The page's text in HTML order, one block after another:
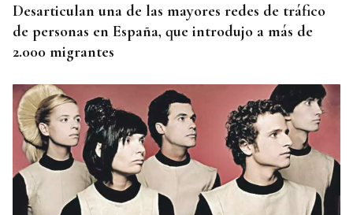
Desarticulan una de las mayores redes de tráfico
de personas en España, que introdujo a más de
2.000 migrantes